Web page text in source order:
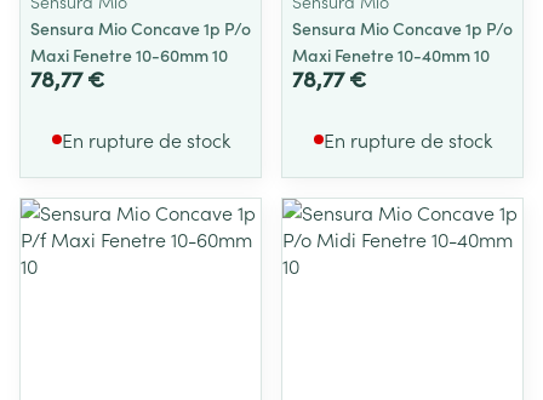
Sensura Mio Concave 1p P/o
Maxi Fenetre 10-60mm 10
78,77 €
En rupture de stock
Sensura Mio Concave 1p P/o
Maxi Fenetre 10-40mm 10
78,77 €
En rupture de stock